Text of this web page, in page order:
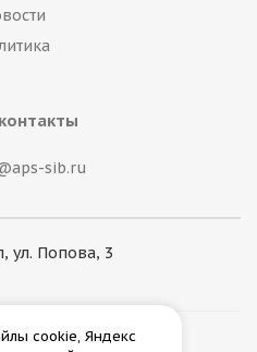
sib.ru
ул. Попова, 3
cookie, Яндекс